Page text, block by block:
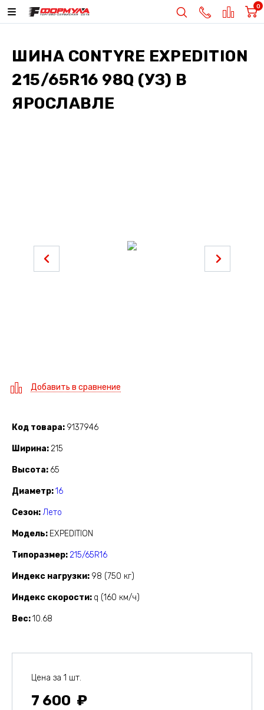
0
ШИНА CONTYRE EXPEDITION
215/65R16 98Q (УЗ) В
ЯРОСЛАВЛЕ
Добавить в сравнение
Код товара 9137946
Ширина 215
Высота 65
Диаметр 16
Сезон Лето
Модель EXPEDITION
Типоразмер 215/65R16
Индекс нагрузки 98 (750 кг)
Индекс скорости q (160 км/ч)
Вес 10.68
Цена за 1 шт.
7 600